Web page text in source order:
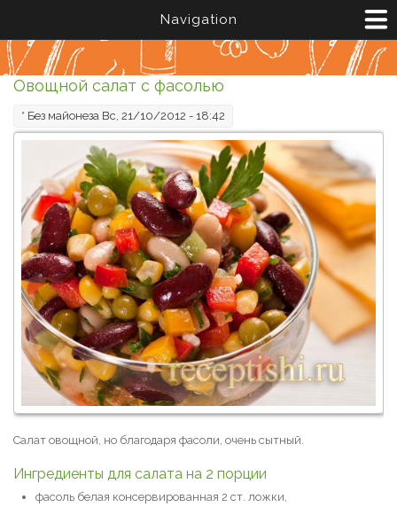
Navigation
Овощной салат с фасолью
* Без майонеза Вс, 21/10/2012 - 18:42
Салат овощной, но благодаря фасоли, очень сытный.
Ингредиенты для салата на 2 порции
фасоль белая консервированная 2 ст. ложки,